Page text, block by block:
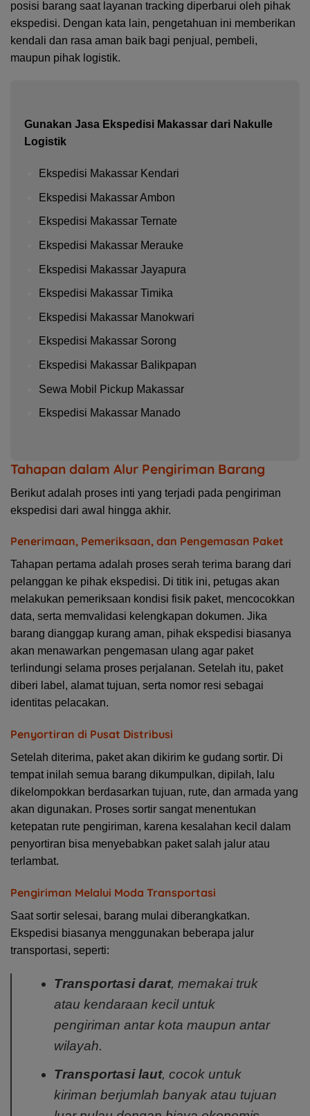
posisi barang saat layanan tracking diperbarui oleh pihak
ekspedisi. Dengan kata lain, pengetahuan ini memberikan
kendali dan rasa aman baik bagi penjual, pembeli,
maupun pihak logistik.
Gunakan Jasa Ekspedisi Makassar dari Nakulle
Logistik
Ekspedisi Makassar Kendari
Ekspedisi Makassar Ambon
Ekspedisi Makassar Ternate
Ekspedisi Makassar Merauke
Ekspedisi Makassar Jayapura
Ekspedisi Makassar Timika
Ekspedisi Makassar Manokwari
Ekspedisi Makassar Sorong
Ekspedisi Makassar Balikpapan
Sewa Mobil Pickup Makassar
Ekspedisi Makassar Manado
Tahapan dalam Alur Pengiriman Barang
Berikut adalah proses inti yang terjadi pada pengiriman
ekspedisi dari awal hingga akhir.
Penerimaan, Pemeriksaan, dan Pengemasan Paket
Tahapan pertama adalah proses serah terima barang dari
pelanggan ke pihak ekspedisi. Di titik ini, petugas akan
melakukan pemeriksaan kondisi fisik paket, mencocokkan
data, serta memvalidasi kelengkapan dokumen. Jika
barang dianggap kurang aman, pihak ekspedisi biasanya
akan menawarkan pengemasan ulang agar paket
terlindungi selama proses perjalanan. Setelah itu, paket
diberi label, alamat tujuan, serta nomor resi sebagai
identitas pelacakan.
Penyortiran di Pusat Distribusi
Setelah diterima, paket akan dikirim ke gudang sortir. Di
tempat inilah semua barang dikumpulkan, dipilah, lalu
dikelompokkan berdasarkan tujuan, rute, dan armada yang
akan digunakan. Proses sortir sangat menentukan
ketepatan rute pengiriman, karena kesalahan kecil dalam
penyortiran bisa menyebabkan paket salah jalur atau
terlambat.
Pengiriman Melalui Moda Transportasi
Saat sortir selesai, barang mulai diberangkatkan.
Ekspedisi biasanya menggunakan beberapa jalur
transportasi, seperti:
Transportasi darat, memakai truk
atau kendaraan kecil untuk
pengiriman antar kota maupun antar
wilayah.
Transportasi laut, cocok untuk
kiriman berjumlah banyak atau tujuan